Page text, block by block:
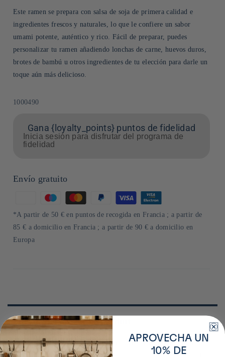
Este ramen se prepara con salsa de soja de primera calidad e
ingredientes frescos y naturales, lo que le confiere un sabor
umami potente, auténtico y rico. Fácil de preparar, puedes
personalizar tu ramen añadiendo lonchas de carne, huevos duros,
brotes de bambú u otros ingredientes de tu elección para darle un
toque aún más delicioso.
SKU:
1000490
Gana {loyalty_points} puntos de fidelidad
Inicia sesión para disfrutar del programa de
fidelidad
Envío gratuito
de
pago
*A partir de 50 € en puntos de recogida en Francia ; a partir de
85 € a domicilio en Francia ; a partir de 90 € a domicilio en
Europa
Plus de détails sur ce produit
Obtenga más información sobre el productor
APROVECHA UN
10% DE